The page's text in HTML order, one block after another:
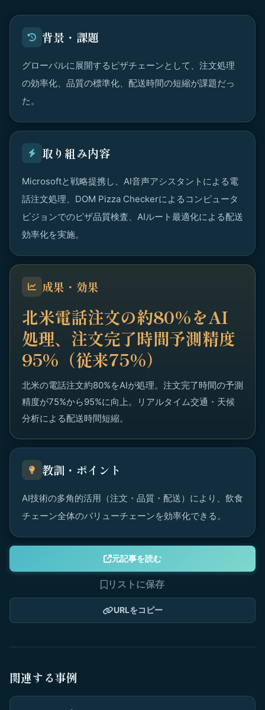
背景・課題
グローバルに展開するピザチェーンとして、注文処理
の効率化、品質の標準化、配送時間の短縮が課題だっ
た。
取り組み内容
Microsoftと戦略提携し、AI音声アシスタントによる電
話注文処理、DOM Pizza Checkerによるコンピュータ
ビジョンでのピザ品質検査、AIルート最適化による配送
効率化を実施。
成果・効果
北米電話注文の約80%をAI
処理、注文完了時間予測精度
95%（従来75%）
北米の電話注文約80%をAIが処理。注文完了時間の予測
精度が75%から95%に向上。リアルタイム交通・天候
分析による配送時間短縮。
教訓・ポイント
AI技術の多角的活用（注文・品質・配送）により、飲食
チェーン全体のバリューチェーンを効率化できる。
元記事を読む
リストに保存
URLをコピー
関連する事例